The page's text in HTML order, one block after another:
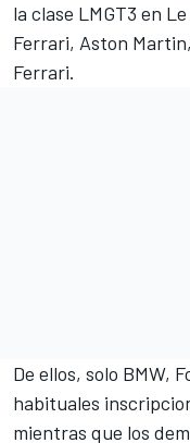
la clase LMGT3 en
Ferrari, Aston
Ferrari.
De ellos, solo BMW,
habituales
mientras que los